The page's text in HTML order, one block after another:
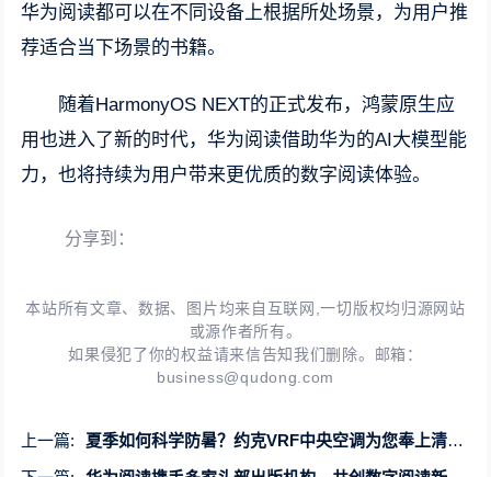
华为阅读都可以在不同设备上根据所处场景，为用户推
荐适合当下场景的书籍。
随着HarmonyOS NEXT的正式发布，鸿蒙原生应
用也进入了新的时代，华为阅读借助华为的AI大模型能
力，也将持续为用户带来更优质的数字阅读体验。
分享到：
本站所有文章、数据、图片均来自互联网,一切版权均归源网站
或源作者所有。
如果侵犯了你的权益请来信告知我们删除。邮箱：
business@qudong.com
上一篇:
夏季如何科学防暑？约克VRF中央空调为您奉上清凉降暑秘籍